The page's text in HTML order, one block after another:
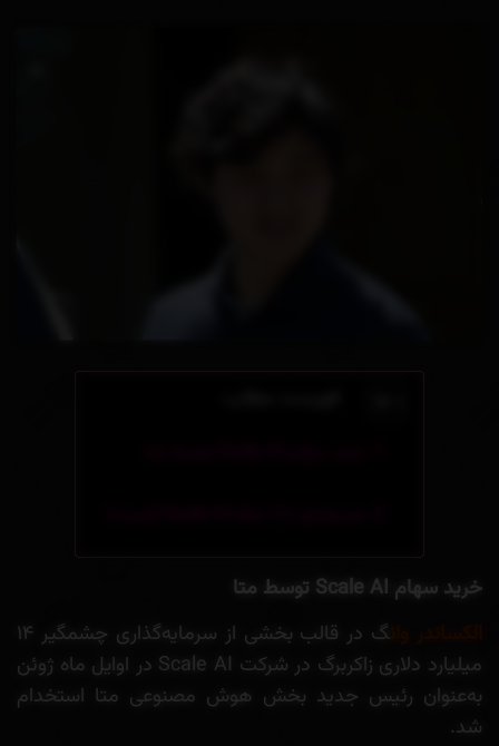
خرید سهام Scale AI توسط متا
گ در قالب بخشی از سرمایه‌گذاری چشمگیر ۱۴
میلیارد دلاری زاکربرگ در شرکت Scale AI در اوایل ماه ژوئن
به‌عنوان رئیس جدید بخش هوش مصنوعی متا استخدام
شد.